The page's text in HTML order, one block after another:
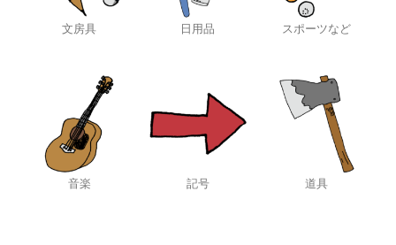
文房具 日用品 スポーツなど
音楽 記号 道具